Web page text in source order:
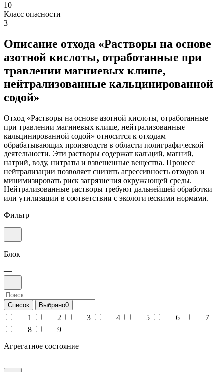
10
Класс опасности
3
Описание отхода «Растворы на основе
азотной кислоты, отработанные при
травлении магниевых клише,
нейтрализованные кальцинированной
содой»
Отход «Растворы на основе азотной кислоты, отработанные
при травлении магниевых клише, нейтрализованные
кальцинированной содой» относится к отходам
обрабатывающих производств в области полиграфической
деятельности. Эти растворы содержат кальций, магний,
натрий, воду, нитраты и взвешенные вещества. Процесс
нейтрализации позволяет снизить агрессивность отходов и
минимизировать риск загрязнения окружающей среды.
Нейтрализованные растворы требуют дальнейшей обработки
или утилизации в соответствии с экологическими нормами.
Фильтр
Блок
—
Список Выбрано0
1 2 3 4 5 6
7
8
9
Агрегатное состояние
—